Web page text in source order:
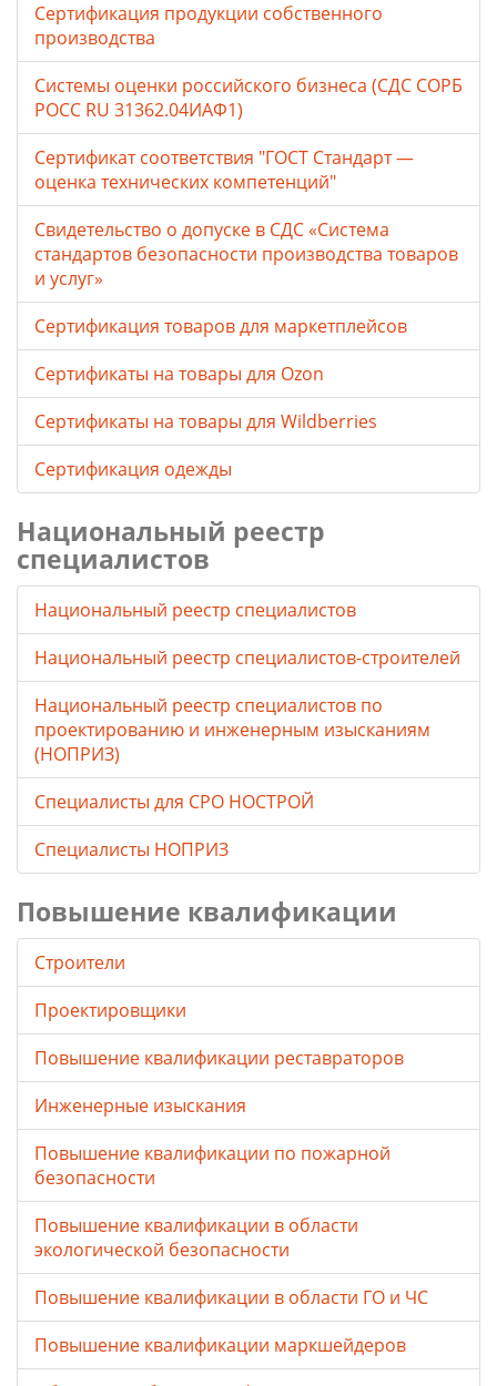
Сертификация продукции собственного
производства
Системы оценки российского бизнеса (СДС СОРБ
РОСС RU 31362.04ИАФ1)
Сертификат соответствия "ГОСТ Стандарт —
оценка технических компетенций"
Свидетельство о допуске в СДС «Система
стандартов безопасности производства товаров
и услуг»
Сертификация товаров для маркетплейсов
Cертификаты на товары для Ozon
Cертификаты на товары для Wildberries
Сертификация одежды
Национальный реестр
специалистов
Национальный реестр специалистов
Национальный реестр специалистов-строителей
Национальный реестр специалистов по
проектированию и инженерным изысканиям
(НОПРИЗ)
Специалисты для СРО НОСТРОЙ
Специалисты НОПРИЗ
Повышение квалификации
Строители
Проектировщики
Повышение квалификации реставраторов
Инженерные изыскания
Повышение квалификации по пожарной
безопасности
Повышение квалификации в области
экологической безопасности
Повышение квалификации в области ГО и ЧС
Повышение квалификации маркшейдеров